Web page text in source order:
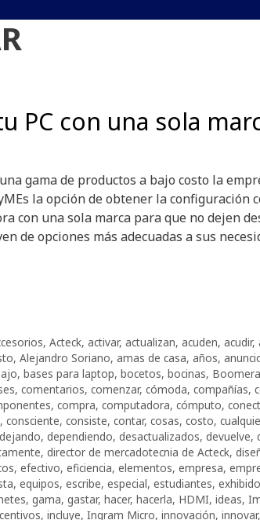
PC con una sola
gama de productos a bajo costo la
la opción de obtener la configuración
con una sola marca para que no dejen
de opciones más adecuadas a sus
, Acteck, activar, actualizan, acuden, acudir,
, Alejandro Soriano, amas de casa, años,
, bases para laptop, bocetos, bocinas,
, comentarios, comenzar, cómoda, compañías,
, compra, computadora, cómputo,
, consciente, consiste, contar, cosas, costo,
dejando, dependiendo, desactualizados, devuelve,
, director de mercadotecnia de Acteck,
, efectivo, eficiencia, elementos, empresa,
, equipos, escribe, especial, estudiantes,
, gama, gastar, hacer, hacerla, HDMI, ideas,
, incluye, Ingram Micro, innovación, innovar,